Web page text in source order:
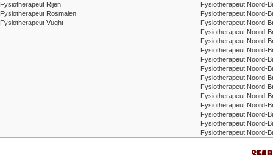
Fysiotherapeut Rijen
Fysiotherapeut Rosmalen
Fysiotherapeut Vught
Fysiotherapeut Noord-
Fysiotherapeut Noord-
Fysiotherapeut Noord-
Fysiotherapeut Noord-
Fysiotherapeut Noord-
Fysiotherapeut Noord-
Fysiotherapeut Noord-
Fysiotherapeut Noord-
Fysiotherapeut Noord-
Fysiotherapeut Noord-
Fysiotherapeut Noord-
Fysiotherapeut Noord-
Fysiotherapeut Noord-
Fysiotherapeut Noord-
Fysiotherapeut Noord-